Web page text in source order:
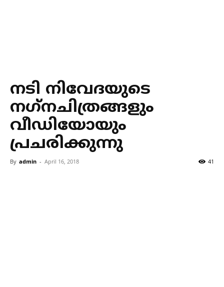
നടി നിവേദയുടെ
നഗ്‌നചിത്രങ്ങളും
വീഡിയോയും
പ്രചരിക്കുന്നു
By admin - April 16, 2018 41